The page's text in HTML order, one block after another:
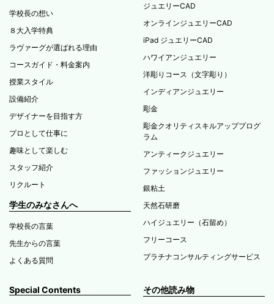
学校長の想い
８大入学特典
ラヴァーグが選ばれる理由
コースガイド・料金案内
授業スタイル
設備紹介
デザイナーを目指す方
プロとして仕事に
趣味として楽しむ
スタッフ紹介
リクルート
学生のみなさんへ
学校長の言葉
先生からの言葉
よくある質問
ジュエリーCAD
オンラインジュエリーCAD
iPad ジュエリーCAD
ハワイアンジュエリー
洋彫りコース（文字彫り）
インディアンジュエリー
彫金
彫金クオリティスキルアッププログ
ラム
アンティークジュエリー
ファッションジュエリー
銀粘土
天然石研磨
ハイジュエリー（石留め）
フリーコース
プラチナコンサルティングサービス
Special Contents その他読み物